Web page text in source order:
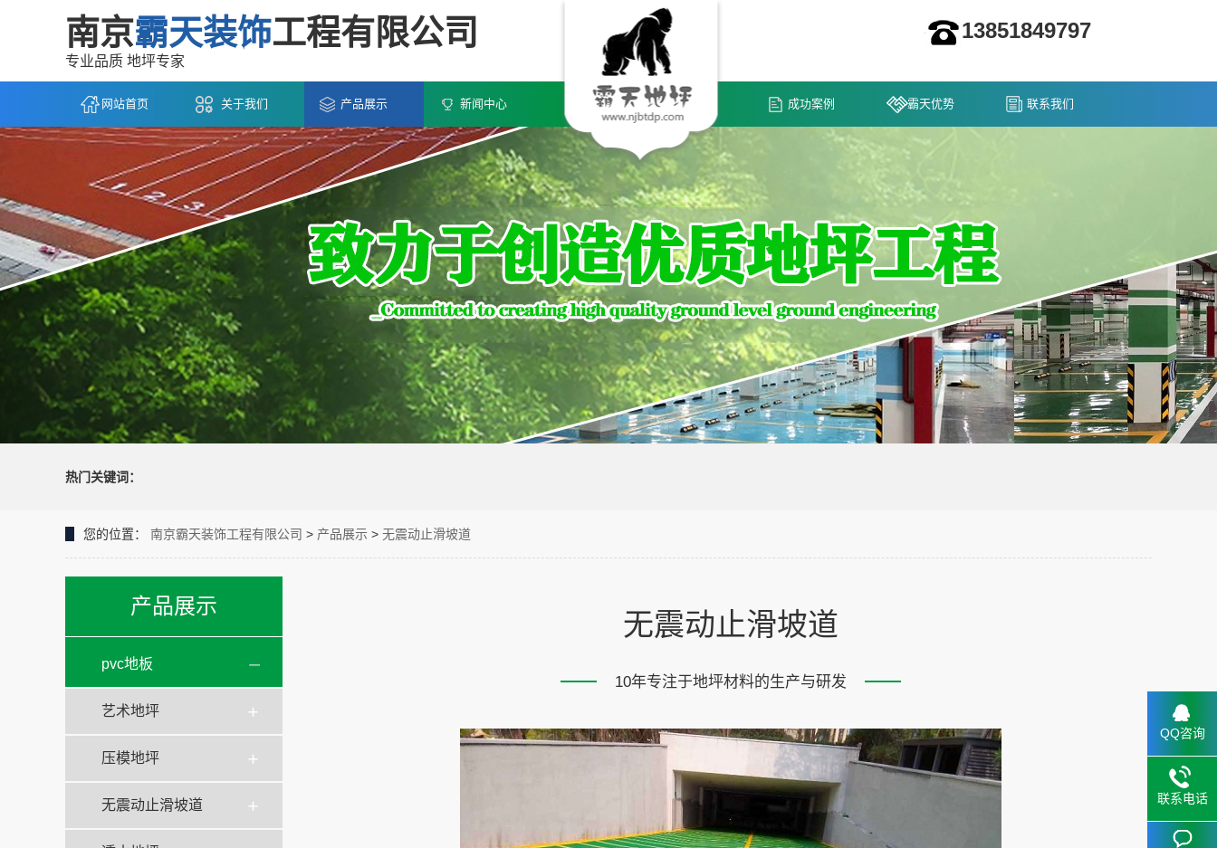
南京霸天装饰工程有限公司
专业品质 地坪专家
13851849797
网站首页 关于我们 产品展示 新闻中心 成功案例 霸天优势 联系我们
热门关键词：
您的位置： 南京霸天装饰工程有限公司 > 产品展示 > 无震动止滑坡道
产品展示
pvc地板
艺术地坪
压模地坪
无震动止滑坡道
无震动止滑坡道
10年专注于地坪材料的生产与研发
QQ咨询
联系电话